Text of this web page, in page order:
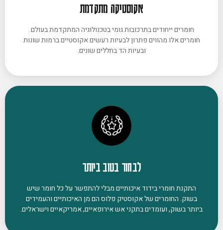
אקוסטיקה מתקדמת
חומרים ייחודים בתרכובות גומי בטכנולוגיה המתקדמת בעולם.
חומרים אלו מהווים פתרון לבעיות רעשים אקוסטיים ברמות שונות
ובעיות הד בחללים שונים.
לבחור בטוב ביותר
התקנת חומרי בידוד איכותיים מבלי להתפשר על כל חומר שיש
בשוק. החומרים של אקוסטיק פלוס הם מן האיכותיים והעמידים
ביותר בשוק, ועומדים בתקני אש אירופאיים, אמריקאיים וישראלים.